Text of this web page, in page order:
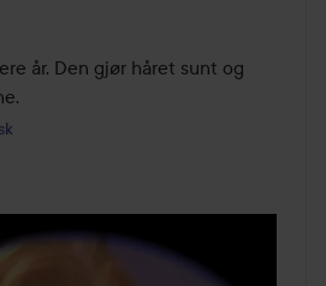
år. Den gjør håret sunt og